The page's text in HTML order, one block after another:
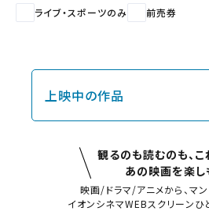
ライブ・スポーツのみ 前売券
上映中の作品
観るのも読むのも、こ
あの映画を楽し
映画/ドラマ/アニメから、マン
イオンシネマWEBスクリーンひ